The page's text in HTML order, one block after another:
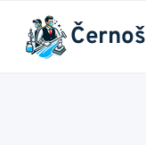
Přeskočit
obsah